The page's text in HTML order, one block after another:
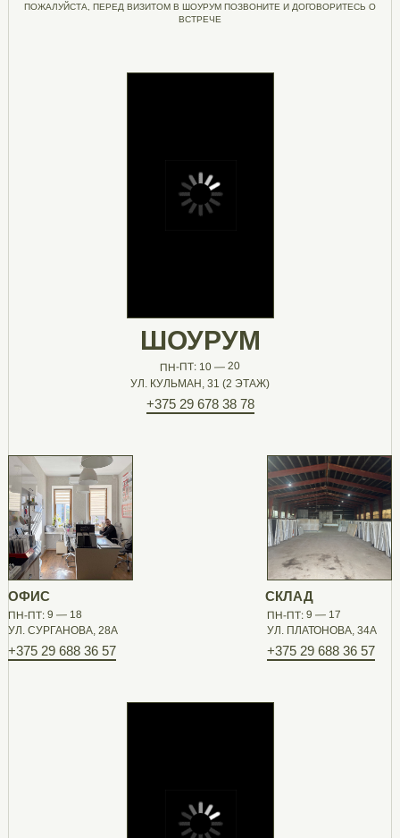
ШОУРУМ
ОФИС
ПОЖАЛУЙСТА, ПЕРЕД ВИЗИТОМ В ШОУРУМ ПОЗВОНИТЕ И ДОГОВОРИТЕСЬ О
ВСТРЕЧЕ
ПН-ПТ: 10 — 20
ПН-ПТ: 9 — 18
УЛ. КУЛЬМАН, 31 (2 ЭТАЖ)
УЛ. СУРГАНОВА, 28А
+375 29 678 38 78
+375 29 688 36 57
СКЛАД
ПН-ПТ: 9 — 17
УЛ. ПЛАТОНОВА, 34А
+375 29 688 36 57